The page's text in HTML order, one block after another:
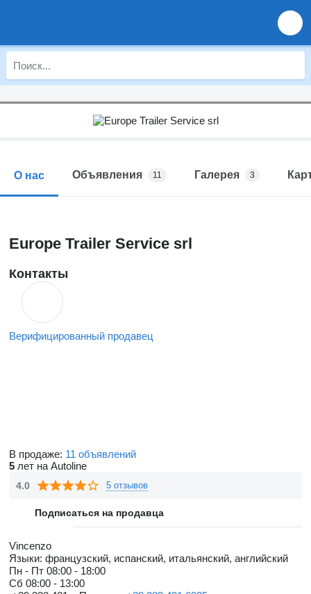
О нас Объявления 11 Галерея 3
Europe Trailer Service srl
Контакты
Верифицированный продавец
В продаже: 11 объявлений
5 лет на Autoline
4.0 5 отзывов
Подписаться на продавца
Vincenzo
Языки: французский, испанский, итальянский, английский
Пн - Пт 08:00 - 18:00
Сб 08:00 - 13:00